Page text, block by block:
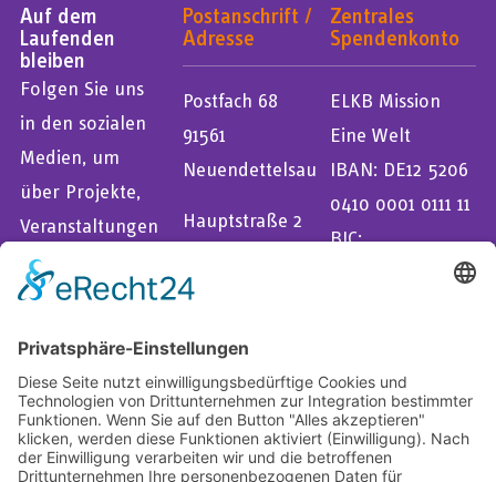
Auf dem
Laufenden
bleiben
Folgen Sie uns
in den sozialen
Medien, um
über Projekte,
Veranstaltungen
und mehr
informiert zu
Postanschrift /
Adresse
Postfach 68
91561
Neuendettelsau
Hauptstraße 2
Neuendettelsau
Zentrales
Spendenkonto
ELKB Mission
Eine Welt
IBAN: DE12 5206
0410 0001 0111 11
BIC:
Online spenden